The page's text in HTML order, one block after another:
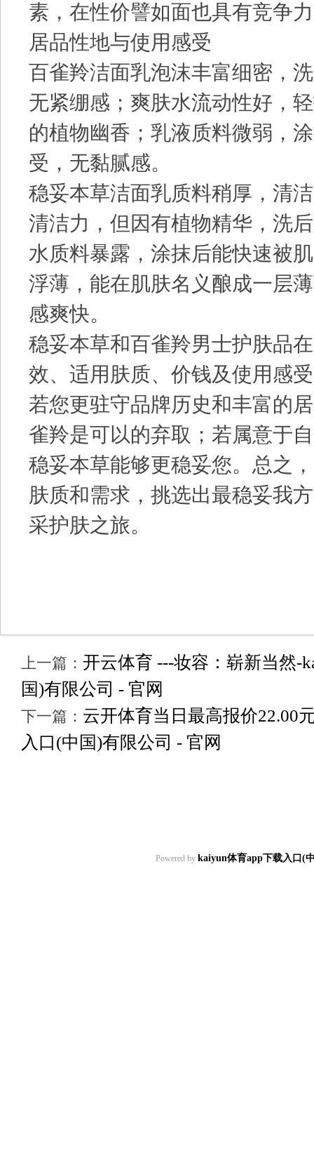
素，在性价譬如面也具有竞争
居品性地与使用感受
百雀羚洁面乳泡沫丰富细密，
无紧绷感；爽肤水流动性好，
的植物幽香；乳液质料微弱，
受，无黏腻感。
稳妥本草洁面乳质料稍厚，清
清洁力，但因有植物精华，洗
水质料暴露，涂抹后能快速被
浮薄，能在肌肤名义酿成一层
感爽快。
稳妥本草和百雀羚男士护肤品
效、适用肤质、价钱及使用感
若您更驻守品牌历史和丰富的
雀羚是可以的弃取；若属意于
稳妥本草能够更稳妥您。总之
肤质和需求，挑选出最稳妥我
采护肤之旅。
上一篇： 开云体育 ---妆容：崭新当然-
国)有限公司 - 官网
下一篇： 云开体育当日最高报价22.00
入口(中国)有限公司 - 官网
Powered by kaiyun体育app下载入口(